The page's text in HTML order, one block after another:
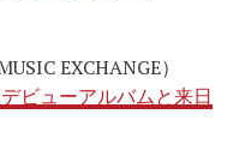
EXCHANGE）
ビューアルバムと来日